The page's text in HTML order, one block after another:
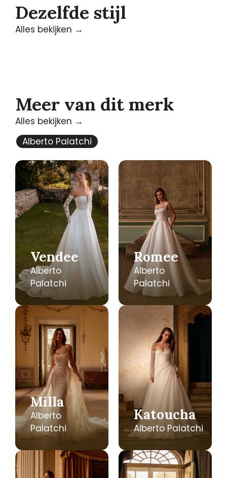
Dezelfde stijl
Alles bekijken →
Meer van dit merk
Alles bekijken →
Alberto Palatchi
Vendee
Alberto
Palatchi
Romee
Alberto
Palatchi
Milla
Alberto
Palatchi
Katoucha
Alberto Palatchi